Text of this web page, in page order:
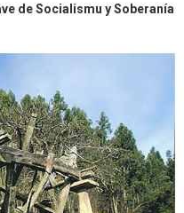
de Socialismu y Soberanía